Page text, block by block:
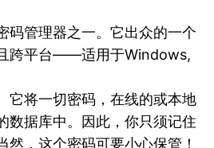
码管理器之一。它出众的一个
跨平台——适用于Windows,
它将一切密码，在线的或本地
数据库中。因此，你只须记住
然，这个密码可要小心保管！